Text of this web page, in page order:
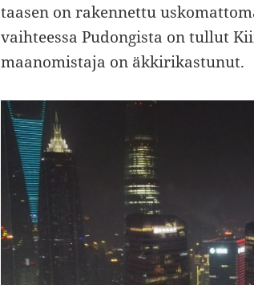
taasen on rakennettu
vaihteessa Pudongista on tullut
maanomistaja on äkkirikastunut.